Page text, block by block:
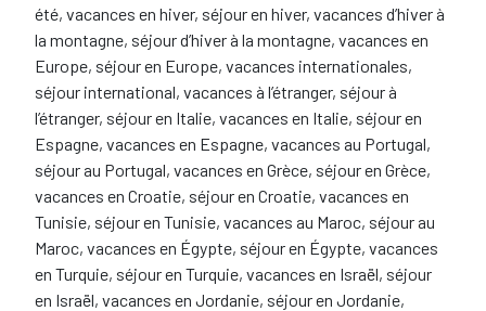
été, vacances en hiver, séjour en hiver, vacances d’hiver à
la montagne, séjour d’hiver à la montagne, vacances en
Europe, séjour en Europe, vacances internationales,
séjour international, vacances à l’étranger, séjour à
l’étranger, séjour en Italie, vacances en Italie, séjour en
Espagne, vacances en Espagne, vacances au Portugal,
séjour au Portugal, vacances en Grèce, séjour en Grèce,
vacances en Croatie, séjour en Croatie, vacances en
Tunisie, séjour en Tunisie, vacances au Maroc, séjour au
Maroc, vacances en Égypte, séjour en Égypte, vacances
en Turquie, séjour en Turquie, vacances en Israël, séjour
en Israël, vacances en Jordanie, séjour en Jordanie,